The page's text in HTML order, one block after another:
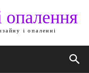
опалення
і опаленні